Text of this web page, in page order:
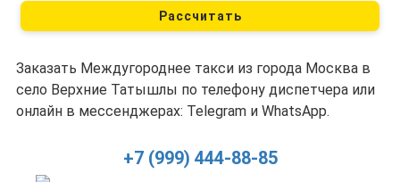
Рассчитать
Заказать Междугороднее такси из города Москва в
село Верхние Татышлы по телефону диспетчера или
онлайн в мессенджерах: Telegram и WhatsApp.
+7 (999) 444-88-85